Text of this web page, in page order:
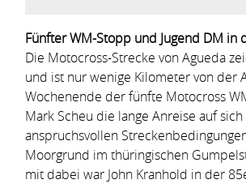
Fünfter WM-Stopp und Jugend DM in
Die Motocross-Strecke von Agueda
und ist nur wenige Kilometer von der
Wochenende der fünfte Motocross
Mark Scheu die lange Anreise auf
anspruchsvollen
Moorgrund im thüringischen
mit dabei war John Kranhold in der